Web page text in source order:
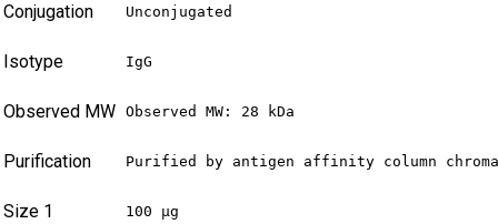
Conjugation Unconjugated
Isotype IgG
Observed MW Observed MW: 28 kDa
Purification Purified by antigen affinity column
Size 1 100 µg